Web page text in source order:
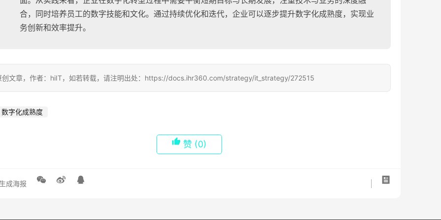
合，同时培养员工的数字技能和文化。通过持续优化和迭代，企业可以逐步提升数字化成熟度，实现业
务创新和效率提升。
创文章，作者：hiIT，如若转载，请注明出处：https://docs.ihr360.com/strategy/it_strategy/272515
数字化成熟度
赞 (0)
成海报